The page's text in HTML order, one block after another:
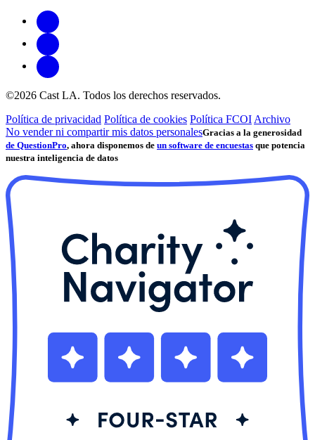
©2026 Cast LA. Todos los derechos reservados.
Política de privacidad Política de cookies Política FCOI Archivo
No vender ni compartir mis datos personalesGracias a la generosidad
de QuestionPro, ahora disponemos de un software de encuestas que potencia
nuestra inteligencia de datos